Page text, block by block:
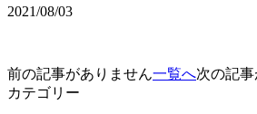
2021/08/03
前の記事がありません一覧へ次の記
カテゴリー